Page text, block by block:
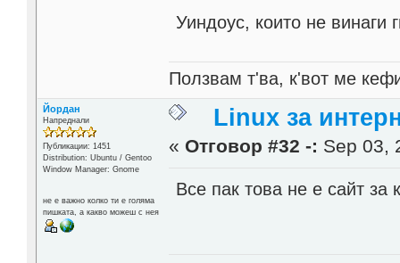
Уиндоус, които не винаги
Ползвам т'ва, к'вот ме
Йордан
Напреднали
Публикации: 1451
Distribution: Ubuntu / Gentoo
Window Manager: Gnome
не е важно колко ти е голяма
пишката, а какво можеш с нея
Linux за
« Отговор #32 -: Sep 03,
Все пак това не е сайт за